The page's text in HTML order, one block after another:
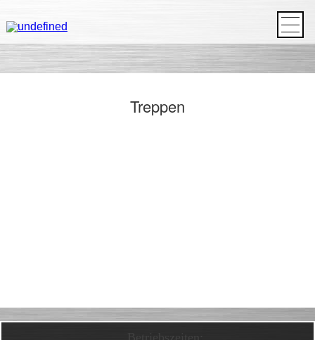
HOME
ÜBER UNS
LEISTUNGEN
REFERENZEN
Treppen